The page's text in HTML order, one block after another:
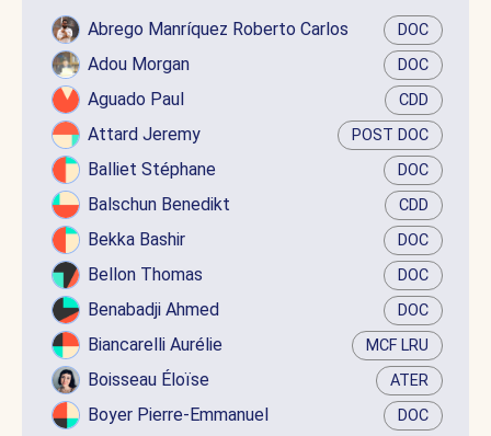
Abrego Manríquez Roberto Carlos DOC
Adou Morgan DOC
Aguado Paul CDD
Attard Jeremy POST DOC
Balliet Stéphane DOC
Balschun Benedikt CDD
Bekka Bashir DOC
Bellon Thomas DOC
Benabadji Ahmed DOC
Biancarelli Aurélie MCF LRU
Boisseau Éloïse ATER
Boyer Pierre-Emmanuel DOC